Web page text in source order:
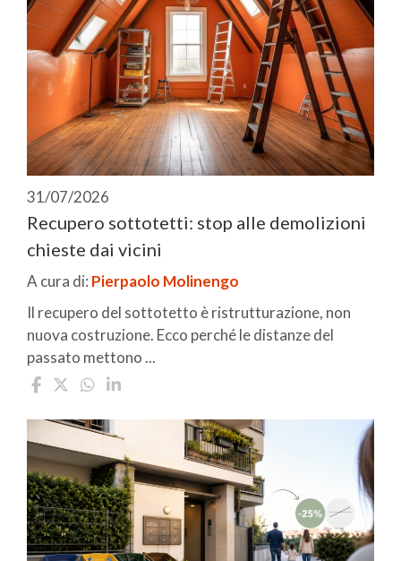
31/07/2026
Recupero sottotetti: stop alle demolizioni
chieste dai vicini
A cura di: Pierpaolo Molinengo
Il recupero del sottotetto è ristrutturazione, non
nuova costruzione. Ecco perché le distanze del
passato mettono ...